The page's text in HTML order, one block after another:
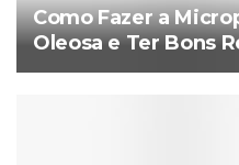
Como Fazer a
Oleosa e Ter Bons